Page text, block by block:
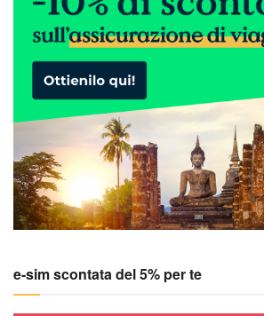
e-sim scontata del 5% per te